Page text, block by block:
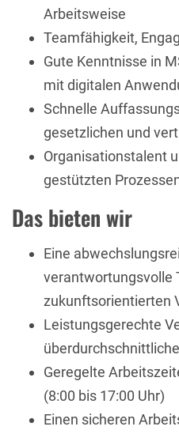
Arbeitsweise
Teamfähigkeit,
Gute Kenntnisse in
mit digitalen
Schnelle
gesetzlichen und
Organisationstalent
gestützten
Das bieten wir
Eine
verantwortungsvolle
zukunftsorientierten
Leistungsgerechte
Geregelte
(8:00 bis 17:00 Uhr)
Einen sicheren